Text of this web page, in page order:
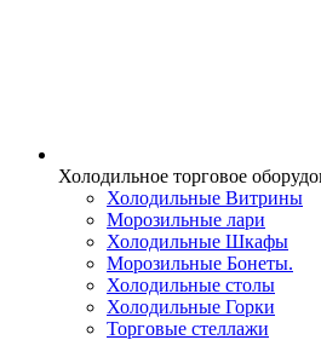
Холодильное торговое
Холодильные Витрины
Морозильные лари
Холодильные Шкафы
Морозильные Бонеты.
Холодильные столы
Холодильные Горки
Торговые стеллажи